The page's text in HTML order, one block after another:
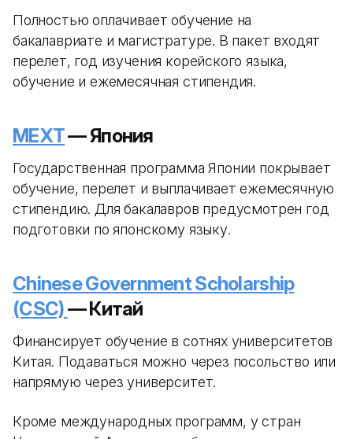
Полностью оплачивает обучение на
бакалавриате и магистратуре. В пакет входят
перелет, год изучения корейского языка,
обучение и ежемесячная стипендия.
MEXT— Япония
Государственная программа Японии покрывает
обучение, перелет и выплачивает ежемесячную
стипендию. Для бакалавров предусмотрен год
подготовки по японскому языку.
Chinese Government Scholarship
(CSC)— Китай
Финансирует обучение в сотнях университетов
Китая. Подаваться можно через посольство или
напрямую через университет.
Кроме международных программ, у стран